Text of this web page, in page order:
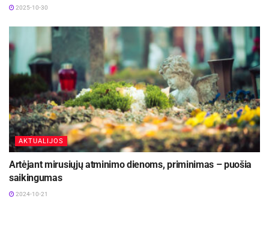
2025-10-30
AKTUALIJOS
Artėjant mirusiųjų atminimo dienoms, priminimas – puošia
saikingumas
2024-10-21